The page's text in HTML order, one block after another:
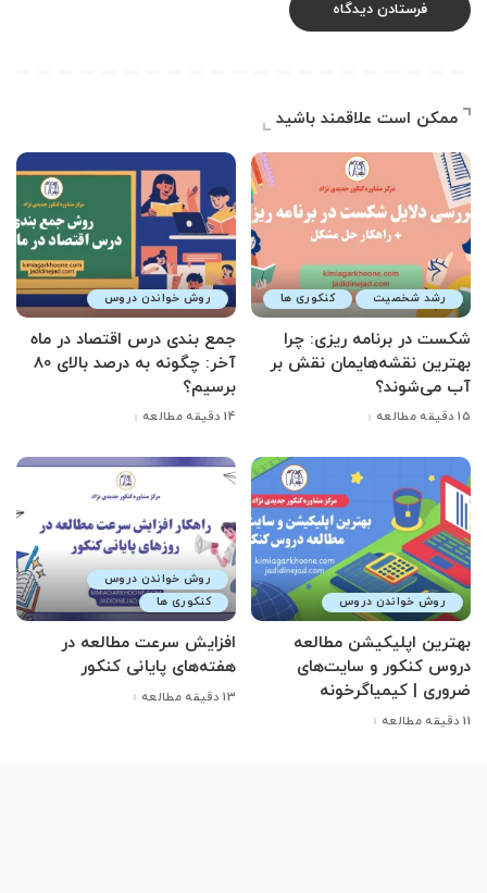
ممکن است علاقمند باشید
رشد شخصیت کنکوری ها
شکست در برنامه ریزی: چرا
بهترین نقشه‌هایمان نقش بر
آب می‌شوند؟
15 دقیقه مطالعه
روش خواندن دروس
جمع بندی درس اقتصاد در ماه
آخر: چگونه به درصد بالای 80
برسیم؟
14 دقیقه مطالعه
روش خواندن دروس
بهترین اپلیکیشن مطالعه
دروس کنکور و سایت‌های
ضروری | کیمیاگرخونه
11 دقیقه مطالعه
روش خواندن دروس
کنکوری ها
افزایش سرعت مطالعه در
هفته‌های پایانی کنکور
13 دقیقه مطالعه